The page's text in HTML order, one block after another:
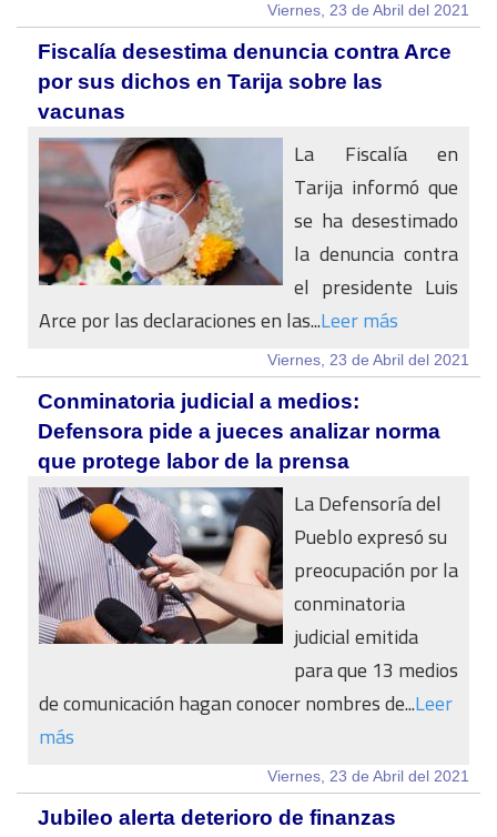
Viernes, 23 de Abril del 2021
Fiscalía desestima denuncia contra Arce
por sus dichos en Tarija sobre las
vacunas
La Fiscalía en
Tarija informó que
se ha desestimado
la denuncia contra
el presidente Luis
Arce por las declaraciones en las...Leer más
Viernes, 23 de Abril del 2021
Conminatoria judicial a medios:
Defensora pide a jueces analizar norma
que protege labor de la prensa
La Defensoría del
Pueblo expresó su
preocupación por la
conminatoria
judicial emitida
para que 13 medios
de comunicación hagan conocer nombres de...Leer
más
Viernes, 23 de Abril del 2021
Jubileo alerta deterioro de finanzas